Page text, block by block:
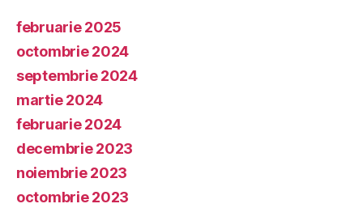
februarie 2025
octombrie 2024
septembrie 2024
martie 2024
februarie 2024
decembrie 2023
noiembrie 2023
octombrie 2023